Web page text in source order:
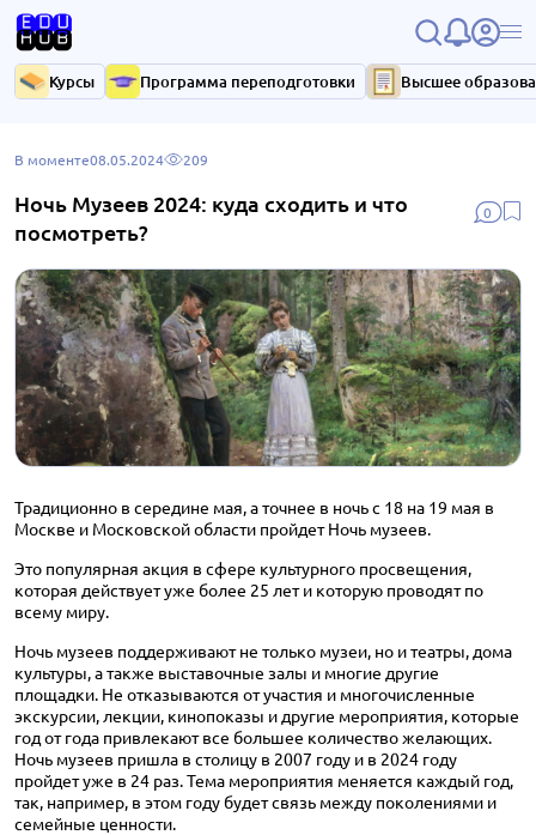
Курсы Программа переподготовки Высшее
0
В моменте08.05.2024 209
Ночь Музеев 2024: куда сходить и что
посмотреть?
Традиционно в середине мая, а точнее в ночь с 18 на 19 мая в
Москве и Московской области пройдет Ночь музеев.
Это популярная акция в сфере культурного просвещения,
которая действует уже более 25 лет и которую проводят по
всему миру.
Ночь музеев поддерживают не только музеи, но и театры, дома
культуры, а также выставочные залы и многие другие
площадки. Не отказываются от участия и многочисленные
экскурсии, лекции, кинопоказы и другие мероприятия, которые
год от года привлекают все большее количество желающих.
Ночь музеев пришла в столицу в 2007 году и в 2024 году
пройдет уже в 24 раз. Тема мероприятия меняется каждый год,
так, например, в этом году будет связь между поколениями и
семейные ценности.